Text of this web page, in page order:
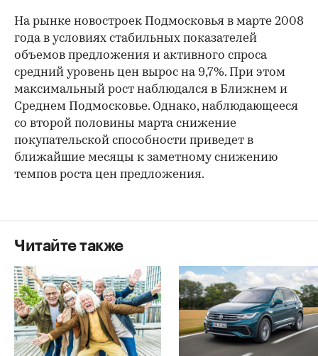
На рынке новостроек Подмосковья в марте 2008
года в условиях стабильных показателей
объемов предложения и активного спроса
средний уровень цен вырос на 9,7%. При этом
максимальный рост наблюдался в Ближнем и
Среднем Подмосковье. Однако, наблюдающееся
со второй половины марта снижение
покупательской способности приведет в
ближайшие месяцы к заметному снижению
темпов роста цен предложения.
Читайте также